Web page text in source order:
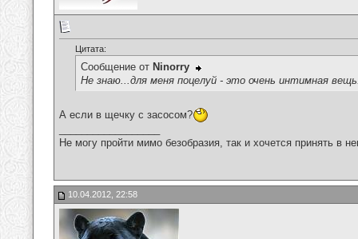
Цитата:
Сообщение от Ninorry
Не знаю...для меня поцелуй - это очень интимная
А если в щечку с засосом?
Не могу пройти мимо безобразия, так и хочется принять в
10.04.2012, 22:58